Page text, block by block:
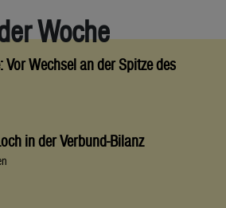
Woche
Vor Wechsel an der Spitze des
in der Verbund-Bilanz